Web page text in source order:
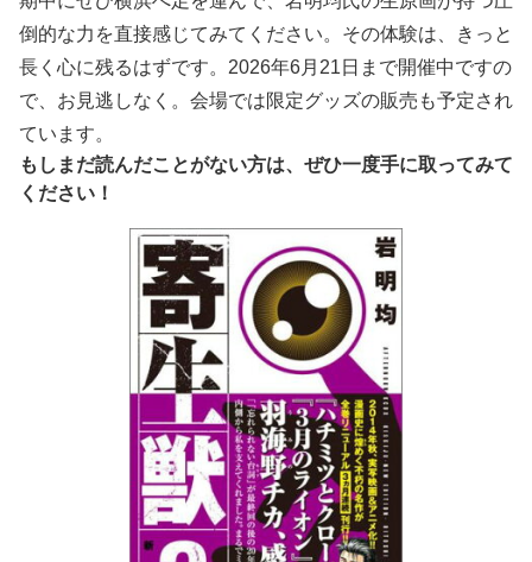
倒的な力を直接感じてみてください。その体験は、きっと
長く心に残るはずです。2026年6月21日まで開催中ですの
で、お見逃しなく。会場では限定グッズの販売も予定され
ています。
もしまだ読んだことがない方は、ぜひ一度手に取ってみて
ください！